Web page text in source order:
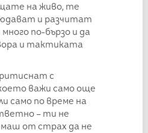
на живо, те
и разчитат
по-бързо и да
и тактиката
с
важи само още
само по време на
– ти не
от страх да не